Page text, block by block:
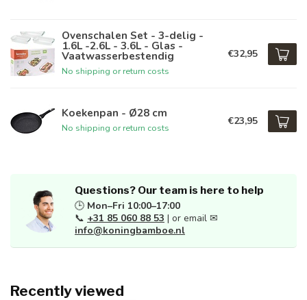
Ovenschalen Set - 3-delig -
1.6L -2.6L - 3.6L - Glas -
Vaatwasserbestendig
No shipping or return costs
€32,95
Koekenpan - Ø28 cm
No shipping or return costs
€23,95
Questions? Our team is here to help
🕒 Mon–Fri 10:00–17:00
📞 +31 85 060 88 53 | or email ✉
info@koningbamboe.nl
Recently viewed